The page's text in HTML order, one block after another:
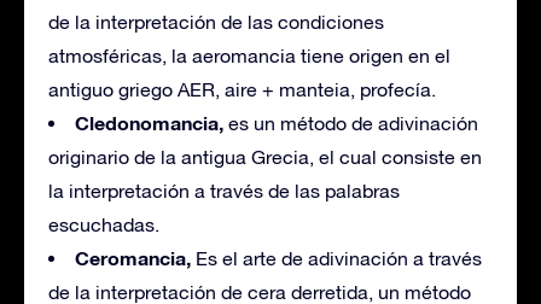
de la interpretación de las condiciones
atmosféricas, la aeromancia tiene origen en el
antiguo griego AER, aire + manteia, profecía.
Cledonomancia, es un método de adivinación
originario de la antigua Grecia, el cual consiste en
la interpretación a través de las palabras
escuchadas.
Ceromancia, Es el arte de adivinación a través
de la interpretación de cera derretida, un método